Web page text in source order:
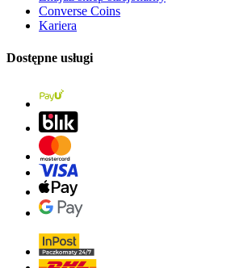
Converse Coins
Kariera
Dostępne usługi